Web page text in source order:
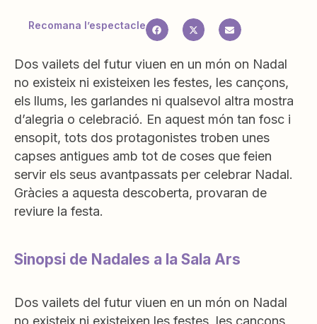
Recomana l’espectacle
Dos vailets del futur viuen en un món on Nadal
no existeix ni existeixen les festes, les cançons,
els llums, les garlandes ni qualsevol altra mostra
d’alegria o celebració. En aquest món tan fosc i
ensopit, tots dos protagonistes troben unes
capses antigues amb tot de coses que feien
servir els seus avantpassats per celebrar Nadal.
Gràcies a aquesta descoberta, provaran de
reviure la festa.
Sinopsi de Nadales a la Sala Ars
Dos vailets del futur viuen en un món on Nadal